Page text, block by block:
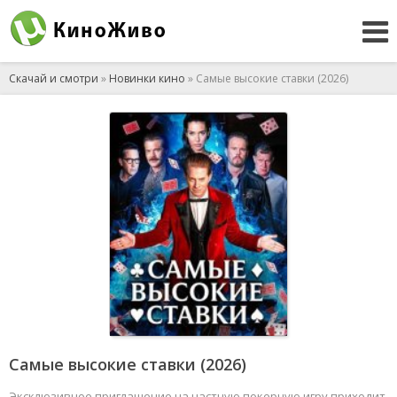
Скачай и смотри » Новинки кино » Самые высокие ставки (2026)
Самые высокие ставки (2026)